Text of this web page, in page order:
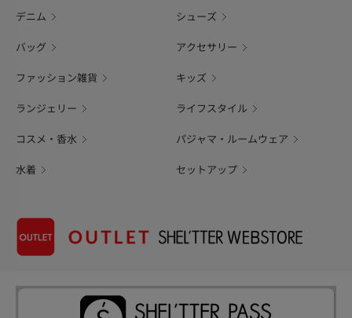
デニム シューズ
バッグ アクセサリー
ファッション雑貨 キッズ
ランジェリー ライフスタイル
コスメ・香水 パジャマ・ルームウェア
水着 セットアップ